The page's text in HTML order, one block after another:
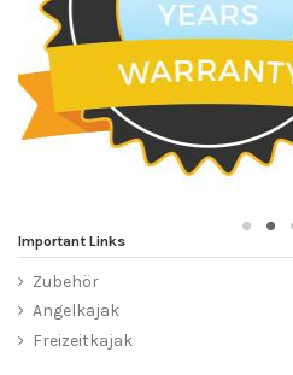
Important Links
Zubehör
Angelkajak
Freizeitkajak